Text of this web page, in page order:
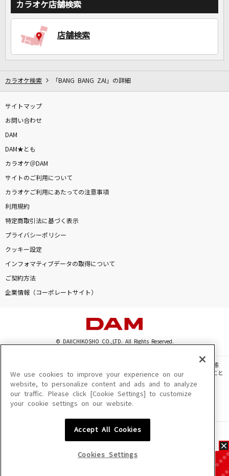
カラオケをもっと楽しもう！
カラオケ店舗検索
店舗検索
カラオケ検索 「BANG BANG ZAI」の詳細
サイトマップ
お問い合わせ
DAM
DAM★とも
カラオケ＠DAM
サイトのご利用について
カラオケご利用にあたっての注意事項
利用規約
特定商取引法に基づく表示
プライバシーポリシー
クッキー設定
インフォマティブデータの取得について
ご契約方法
企業情報（コーポレートサイト）
© DAIICHIKOSHO CO.,LTD. All Rights Reserved.
このサイトに掲載されている一切の文章・画像・写真・動画・音声等を、手段や形態
を問わず、著作権法の定める範囲を超えて無断で複製、転載、ファイル化などすること
を禁じます。
楽曲及びコンテンツは、機種によりご利用いただけない場合があります。
楽曲及びコンテンツの配信日、配信内容が変更になる場合があります。
We use cookies to improve your experience on our
website, to personalize content and ads and to analyze
our traffic. Please click [Cookie Settings] to customize
your cookie settings on our website.
Accept All Cookies
Cookies Settings